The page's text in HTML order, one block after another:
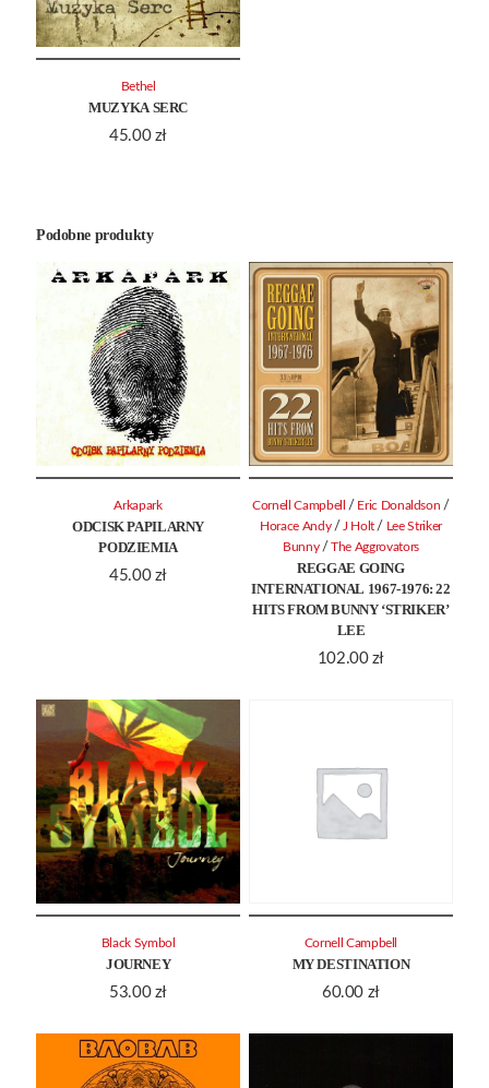
MUZYKA SERC
45.00 zł
Bethel
Podobne produkty
ODCISK PAPILARNY
PODZIEMIA
45.00 zł
Arkapark
REGGAE GOING
INTERNATIONAL 1967-1976: 22
HITS FROM BUNNY ‘STRIKER’
LEE
102.00 zł
Cornell Campbell / Eric Donaldson /
Horace Andy / J Holt /
Lee Striker
Bunny /The Aggrovators
JOURNEY
53.00 zł
Black Symbol
MY DESTINATION
60.00 zł
Cornell Campbell